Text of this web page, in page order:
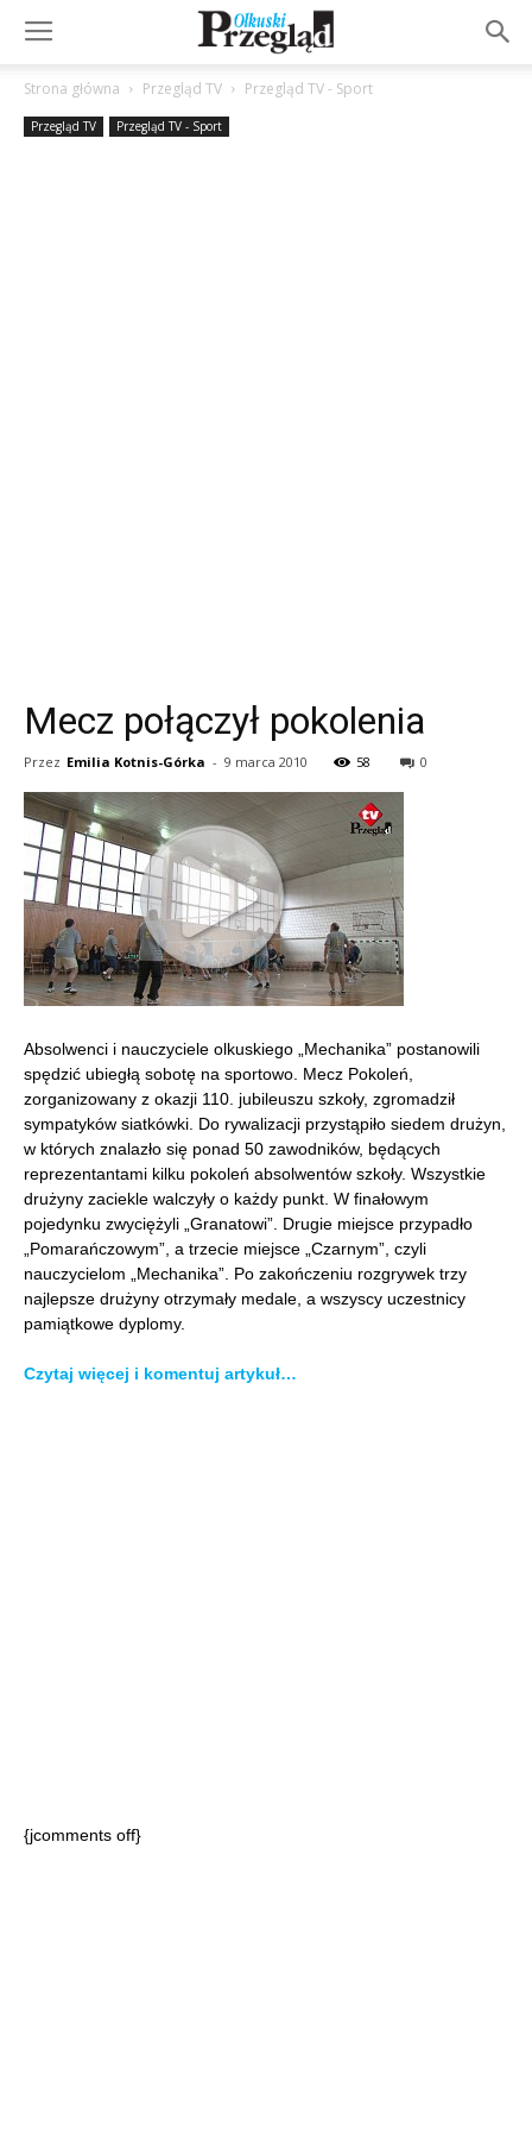
Strona główna Przegląd TV Przegląd TV - Sport
Przegląd TV Przegląd TV - Sport
Mecz połączył pokolenia
Przez Emilia Kotnis-Górka - 9 marca 2010 58 0
Absolwenci i nauczyciele olkuskiego „Mechanika” postanowili
spędzić ubiegłą sobotę na sportowo. Mecz Pokoleń,
zorganizowany z okazji 110. jubileuszu szkoły, zgromadził
sympatyków siatkówki. Do rywalizacji przystąpiło siedem drużyn,
w których znalazło się ponad 50 zawodników, będących
reprezentantami kilku pokoleń absolwentów szkoły. Wszystkie
drużyny zaciekle walczyły o każdy punkt. W finałowym
pojedynku zwyciężyli „Granatowi”. Drugie miejsce przypadło
„Pomarańczowym”, a trzecie miejsce „Czarnym”, czyli
nauczycielom „Mechanika”. Po zakończeniu rozgrywek trzy
najlepsze drużyny otrzymały medale, a wszyscy uczestnicy
pamiątkowe dyplomy.
Czytaj więcej i komentuj artykuł…
{jcomments off}